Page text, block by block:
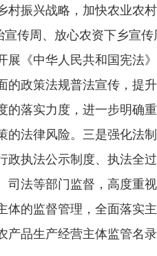
村振兴战略，加快农业农
宣传周、放心农资下乡宣
展《中华人民共和国宪法
的政策法规普法宣传，提
的落实力度，进一步明确
的法律风险。三是强化法
政执法公示制度、执法全
司法等部门监督，高度重
体的监督管理，全面落实
品生产经营主体监管名